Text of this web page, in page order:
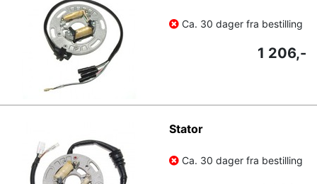
Ca. 30 dager fra bestilling
1 206,-
Stator
Ca. 30 dager fra bestilling